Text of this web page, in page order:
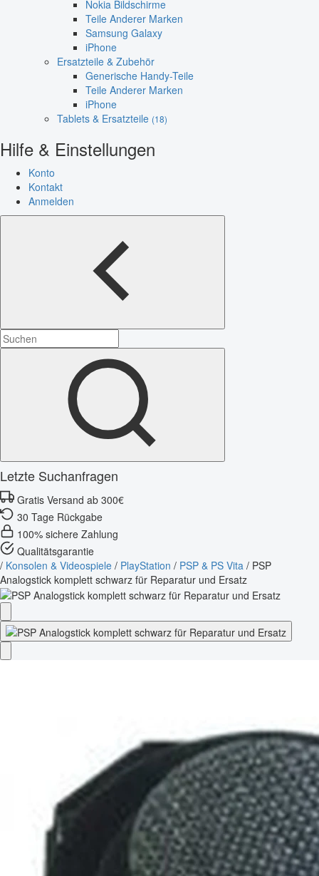
Nokia Bildschirme
Teile Anderer Marken
Samsung Galaxy
iPhone
Ersatzteile & Zubehör
Generische Handy-Teile
Teile Anderer Marken
iPhone
Tablets & Ersatzteile (18)
Hilfe & Einstellungen
Konto
Kontakt
Anmelden
Letzte Suchanfragen
Gratis Versand ab 300€
30 Tage Rückgabe
100% sichere Zahlung
Qualitätsgarantie
/ Konsolen & Videospiele / PlayStation / PSP & PS Vita / PSP
Analogstick komplett schwarz für Reparatur und Ersatz